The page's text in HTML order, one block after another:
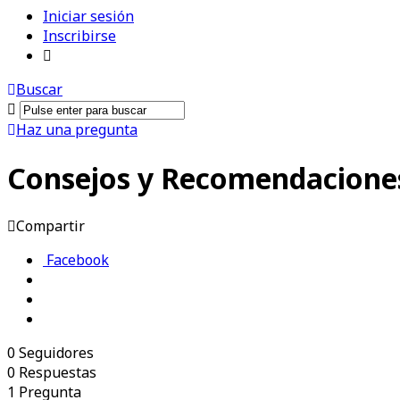
Iniciar sesión
Inscribirse
Buscar
Haz una pregunta
Consejos y
Compartir
Facebook
0Seguidores
0 Respuestas
1 Pregunta